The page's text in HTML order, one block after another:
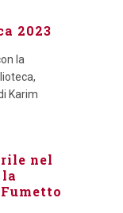
2023
la
Karim
nel